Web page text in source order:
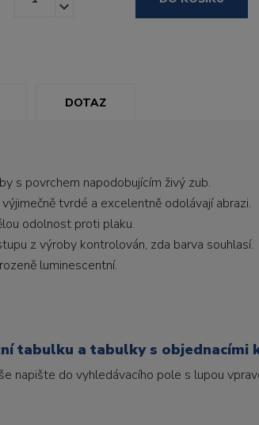
DOTAZ
s povrchem napodobujícím živý zub.
tvrdé a excelentně odolávají abrazi.
odolnost proti plaku.
z výroby kontrolován, zda barva souhlasí.
luminescentní.
tabulku a tabulky s objednacími
napište do vyhledávacího pole s lupou